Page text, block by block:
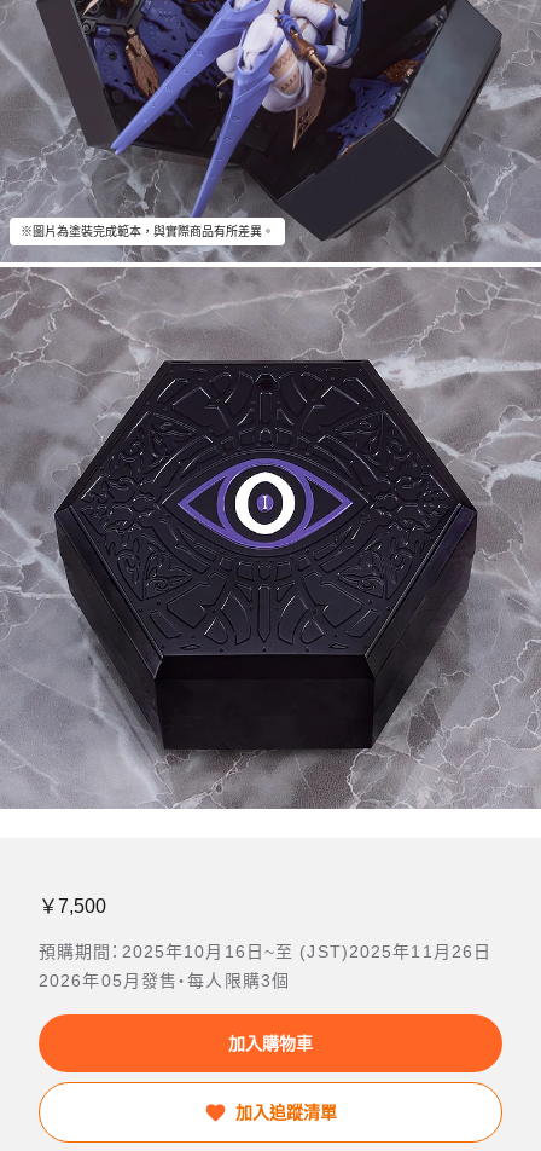
※圖片為塗裝完成範本，與實際商品有所差異。
￥7,500
預購期間：2025年10月16日~至 (JST)2025年11月26日
2026年05月發售・每人限購3個
加入購物車
加入追蹤清單